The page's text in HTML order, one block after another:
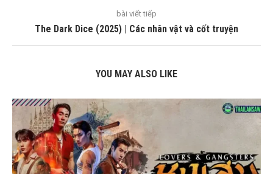
bài viết tiếp
The Dark Dice (2025) | Các nhân vật và cốt truyện
YOU MAY ALSO LIKE